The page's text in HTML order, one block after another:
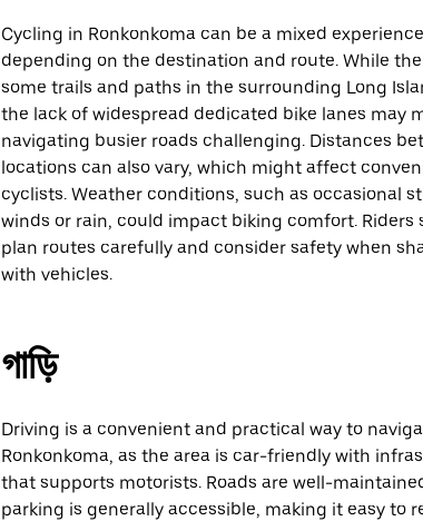
Cycling in Ronkonkoma can be a mixed experience
depending on the destination and route. While
some trails and paths in the surrounding Long
the lack of widespread dedicated bike lanes may
navigating busier roads challenging. Distances
locations can also vary, which might affect
cyclists. Weather conditions, such as occasional
winds or rain, could impact biking comfort. Riders
plan routes carefully and consider safety when
with vehicles.
গাড়ি
Driving is a convenient and practical way to
Ronkonkoma, as the area is car-friendly with
that supports motorists. Roads are well-
parking is generally accessible, making it easy to